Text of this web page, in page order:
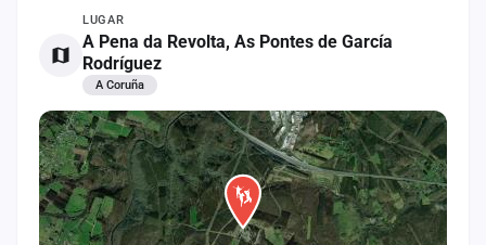
LUGAR
A Pena da Revolta, As Pontes de García
Rodríguez
A Coruña
Administración
Contacto